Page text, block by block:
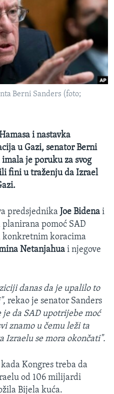
Berni Sanders (foto;
i nastavka
u Gazi, senator Berni
je poruku za svog
fini u traženju da Izrael
predsjednika Joe Bidena i
pomoć SAD
konkretnim koracima
Netanjahua i njegove
danas da je upalilo to
, rekao je senator Sanders
je da SAD upotrijebe moć
znamo u čemu leži ta
Izraelu se mora okončati".
Kongres treba da
od 106 milijardi
Bijela kuća.